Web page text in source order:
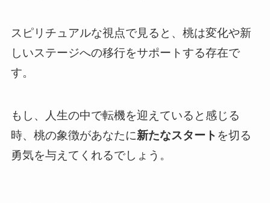
スピリチュアルな視点で見ると、桃は変化や新
しいステージへの移行をサポートする存在で
す。
もし、人生の中で転機を迎えていると感じる
時、桃の象徴があなたに新たなスタート を切る
勇気を与えてくれるでしょう。